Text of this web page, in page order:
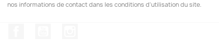
nos informations de contact dans les conditions d'utilisation du site.